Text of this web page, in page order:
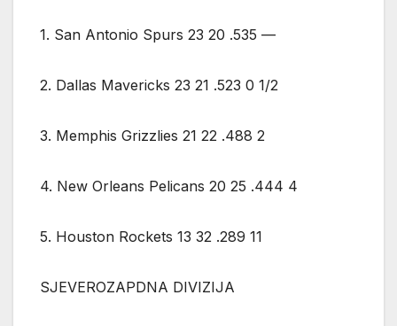
1. San Antonio Spurs 23 20 .535 —
2. Dallas Mavericks 23 21 .523 0 1/2
3. Memphis Grizzlies 21 22 .488 2
4. New Orleans Pelicans 20 25 .444 4
5. Houston Rockets 13 32 .289 11
SJEVEROZAPDNA DIVIZIJA